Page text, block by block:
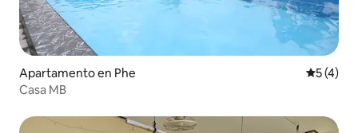
Apartamento en Phe
5 (4)
Casa MB